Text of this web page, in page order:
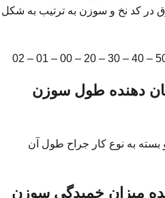
در کد نخ و سوزن به ترتیب به شکل
دهنده طول سوزن
می‌باشد و بسته به نوع کار جراح طول آن
میزان خمیدگی سوزن